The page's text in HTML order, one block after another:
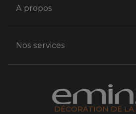
A propos
Nos services
DÉCORATION DE